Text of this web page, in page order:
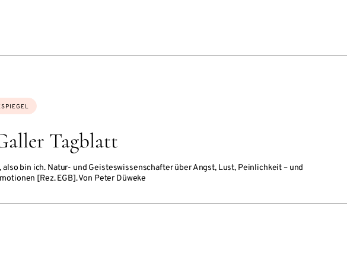
Tagblatt
also bin ich. Natur- und Geisteswissenschafter über Angst, Lust, Peinlichkeit – und
[Rez. EGB]. Von Peter Düweke